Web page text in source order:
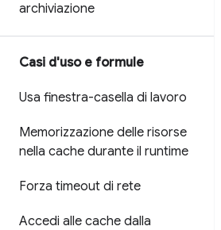
archiviazione
Casi d'uso e formule
Usa finestra-casella di lavoro
Memorizzazione delle risorse
nella cache durante il runtime
Forza timeout di rete
Accedi alle cache dalla